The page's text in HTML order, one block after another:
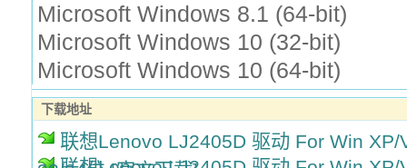
Microsoft Windows 8.1 (64-bit)
Microsoft Windows 10 (32-bit)
Microsoft Windows 10 (64-bit)
下载地址
联想Lenovo LJ2405D 驱动 For Win